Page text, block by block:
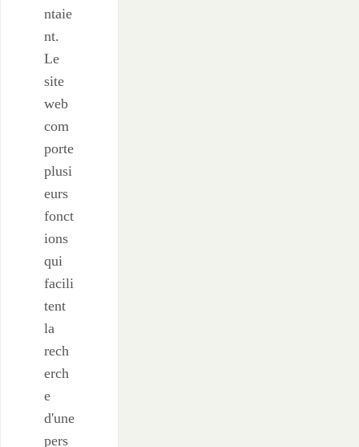
ntaie
nt.
Le
site
web
com
porte
plusi
eurs
fonct
ions
qui
facili
tent
la
rech
erch
e
d'une
pers